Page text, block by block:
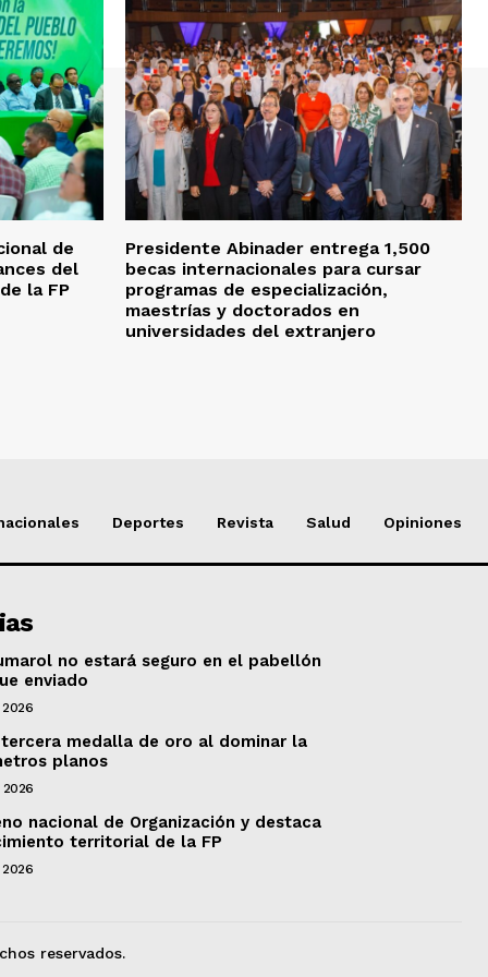
de
del
la FP
Presidente Abinader entrega 1,500
becas internacionales para cursar
programas de especialización,
maestrías y doctorados en
universidades del extranjero
Deportes Revista Salud Opiniones
no estará seguro en el pabellón
enviado
medalla de oro al dominar la
planos
nacional de Organización y destaca
territorial de la FP
reservados.